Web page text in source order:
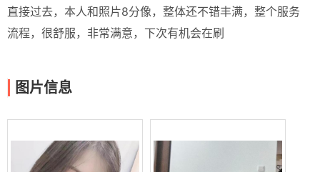
直接过去，本人和照片8分像，整体还不错丰满，整个服务
流程，很舒服，非常满意，下次有机会在刷
图片信息